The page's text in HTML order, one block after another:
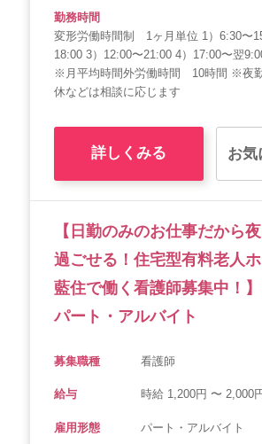
勤務時間
変形労働時間制 1ヶ月単位 1）6:30〜
18:00 3）12:00〜21:00 4）17:00〜翌
※月平均時間外労働時間 10時間 ※夜
休などは相談に応じます
詳しくみる お気
【日勤のみのお仕事だから
過ごせる！住宅型有料老人
藍住で働く看護師募集中！
パート・アルバイト
募集職種 看護師
給与 時給 1,200円 〜 2,000
雇用形態 パート・アルバイト